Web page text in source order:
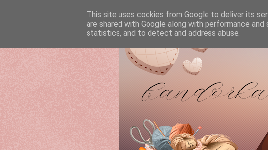
This site uses cookies from Google to deliver its
are shared with Google along with performance
statistics, and to detect and address abuse.